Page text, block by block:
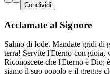
Condividi
Acclamate al Signore
Salmo di lode. Mandate gridi di
terra! Servite l'Eterno con gioia,
Riconoscete che l'Eterno è Dio;
siamo il suo popolo e il gregge